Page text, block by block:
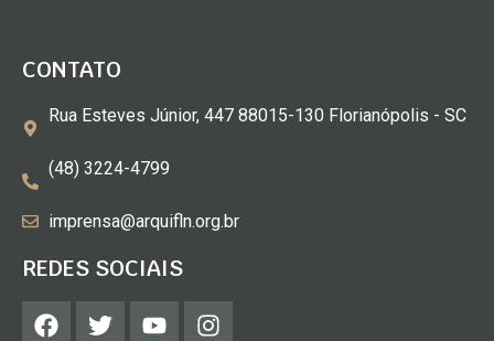
CONTATO
Rua Esteves Júnior, 447 88015-130 Florianópolis - SC
(48) 3224-4799
imprensa@arquifln.org.br
REDES SOCIAIS